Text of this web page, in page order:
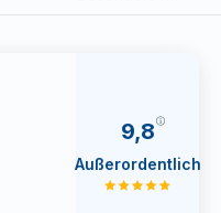
9,8
Außerordentlich